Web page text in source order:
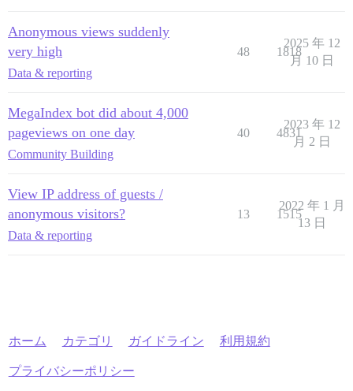
Anonymous views suddenly
very high
Data & reporting
48 1818
2025 年 12
月 10 日
MegaIndex bot did about 4,000
pageviews on one day
Community Building
40 4831
2023 年 12
月 2 日
View IP address of guests /
anonymous visitors?
Data & reporting
13 1515
2022 年 1 月
13 日
ホーム カテゴリ ガイドライン 利用規約
プライバシーポリシー